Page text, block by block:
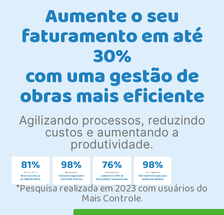
Aumente o seu
faturamento em até
30%
com uma gestão de
obras mais eficiente
Agilizando processos, reduzindo
custos e aumentando a
produtividade.
*Pesquisa realizada em 2023 com usuários do
Mais Controle.